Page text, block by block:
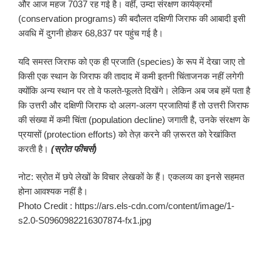
और आज महज 7037 रह गई है। वहीं, उम्दा संरक्षण कार्यक्रमों
(conservation programs) की बदौलत दक्षिणी जिराफ की आबादी इसी
अवधि में दुगनी होकर 68,837 पर पहुंच गई है।
यदि समस्त जिराफ को एक ही प्रजाति (species) के रूप में देखा जाए तो
किसी एक स्थान के जिराफ की तादाद में कमी इतनी चिंताजनक नहीं लगेगी
क्योंकि अन्य स्थान पर तो वे फलते-फूलते दिखेंगे। लेकिन अब जब हमें पता है
कि उत्तरी और दक्षिणी जिराफ दो अलग-अलग प्रजातियां हैं तो उत्तरी जिराफ
की संख्या में कमी चिंता (population decline) जगाती है, उनके संरक्षण के
प्रयासों (protection efforts) को तेज़ करने की ज़रूरत को रेखांकित
करती है। (स्रोत फीचर्स)
नोट: स्रोत में छपे लेखों के विचार लेखकों के हैं। एकलव्य का इनसे सहमत
होना आवश्यक नहीं है।
Photo Credit : https://ars.els-cdn.com/content/image/1-
s2.0-S0960982216307874-fx1.jpg